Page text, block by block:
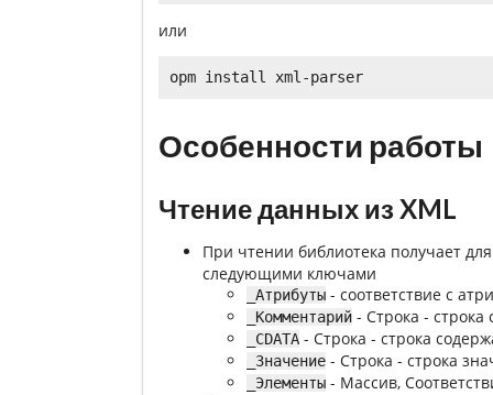
или
opm install xml-parser
Особенности работы
Чтение данных из XML
При чтении библиотека получает
следующими ключами
_Атрибуты- соответствие с
_Комментарий- Строка - строка
_CDATA- Строка - строка
_Значение- Строка - строка
_Элементы- Массив,